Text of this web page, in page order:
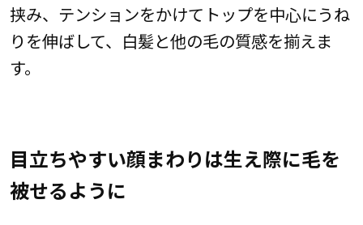
挟み、テンションをかけてトップを中心にうね
りを伸ばして、白髪と他の毛の質感を揃えま
す。
目立ちやすい顔まわりは生え際に毛を
被せるように